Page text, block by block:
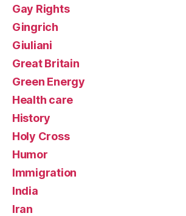
Gay Rights
Gingrich
Giuliani
Great Britain
Green Energy
Health care
History
Holy Cross
Humor
Immigration
India
Iran